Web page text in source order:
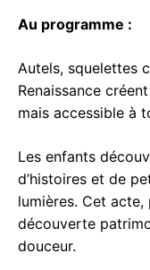
Au programme :
Autels, squelettes
Renaissance
mais accessible à
Les enfants
d’histoires et de
lumières. Cet
découverte
douceur.